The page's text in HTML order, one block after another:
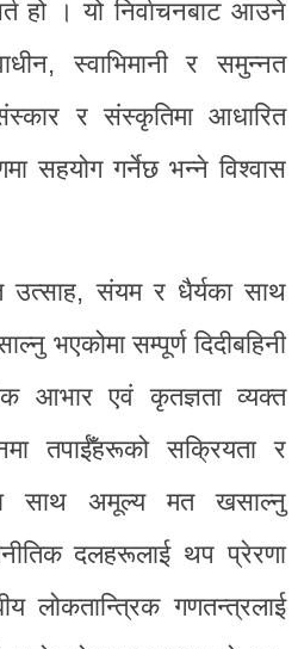
हो । यो निर्वाचनबाट आउने
स्वाभिमानी र समुन्नत
र संस्कृतिमा आधारित
सहयोग गर्नेछ भन्ने विश्वास
उत्साह, संयम र धैर्यका साथ
भएकोमा सम्पूर्ण दिदीबहिनी
आभार एवं कृतज्ञता व्यक्त
तपाईँहरूको सक्रियता र
साथ अमूल्य मत खसाल्नु
दलहरूलाई थप प्रेरणा
लोकतान्त्रिक गणतन्त्रलाई